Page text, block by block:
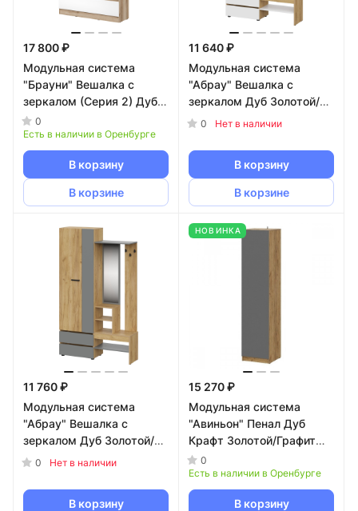
17 800 ₽
Модульная система
"Брауни" Вешалка с
зеркалом (Серия 2) Дуб
Делано/Белый
0
Есть в наличии в Оренбурге
В корзину
В корзине
11 640 ₽
Модульная система
"Абрау" Вешалка с
зеркалом Дуб Золотой/
Белый
0 Нет в наличии
В корзину
В корзине
11 760 ₽
Модульная система
"Абрау" Вешалка с
зеркалом Дуб Золотой/
Графит Серый
0 Нет в наличии
В корзину
НОВИНКА
15 270 ₽
Модульная система
"Авиньон" Пенал Дуб
Крафт Золотой/Графит
серый NN
0
Есть в наличии в Оренбурге
В корзину